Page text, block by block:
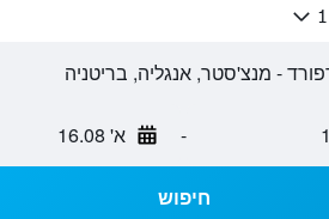
- א' 16.08
חיפוש